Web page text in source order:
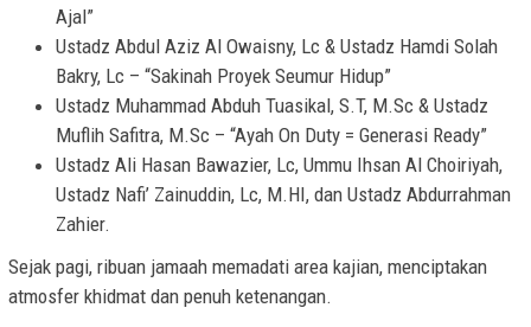
Ajal”
Ustadz Abdul Aziz Al Owaisny, Lc & Ustadz Hamdi Solah
Bakry, Lc – “Sakinah Proyek Seumur Hidup”
Ustadz Muhammad Abduh Tuasikal, S.T, M.Sc & Ustadz
Muflih Safitra, M.Sc – “Ayah On Duty = Generasi Ready”
Ustadz Ali Hasan Bawazier, Lc, Ummu Ihsan Al Choiriyah,
Ustadz Nafi’ Zainuddin, Lc, M.HI, dan Ustadz Abdurrahman
Zahier.
Sejak pagi, ribuan jamaah memadati area kajian, menciptakan
atmosfer khidmat dan penuh ketenangan.